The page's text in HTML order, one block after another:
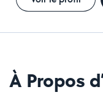
À Propos